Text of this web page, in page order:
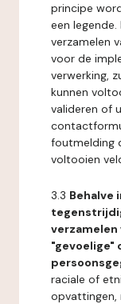
principe
een legende.
verzamelen
voor de
verwerking,
kunnen
valideren of
foutmelding
voltooien
3.3 Behalve
verzamelen
"gevoelige"
raciale of
opvattingen,